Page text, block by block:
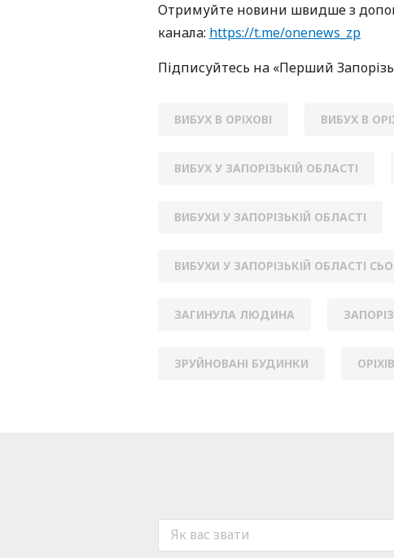
Oтримуйте нoвини швидше з
кaнaлa: https://t.me/onenews_zp
Підписуйтесь нa «Перший
ВИБУХ В ОРІХОВІ ВИБУХ В
ВИБУХ У ЗАПОРІЗЬКІЙ ОБЛАСТІ
ВИБУХИ У ЗАПОРІЗЬКІЙ ОБЛАСТІ
ВИБУХИ У ЗАПОРІЗЬКІЙ ОБЛАСТІ
ЗАГИНУЛА ЛЮДИНА
ЗРУЙНОВАНІ БУДИНКИ ОРІХІВ